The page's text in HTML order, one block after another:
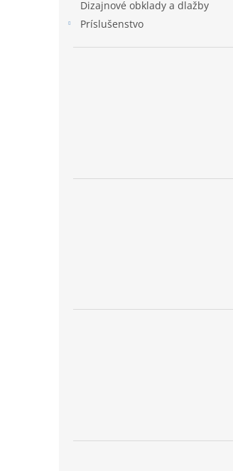
Dizajnové obklady a dlažby
Príslušenstvo